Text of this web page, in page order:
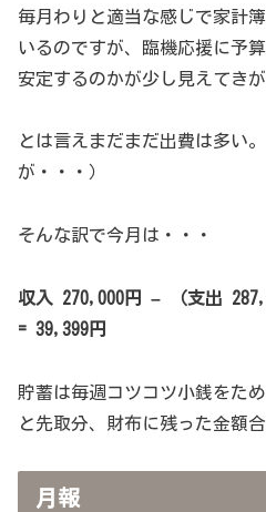
毎月わりと適当な感じで家計
いるのですが、臨機応援に予
安定するのかが少し見えてきが
とは言えまだまだ出費は多い
が・・・）
そんな訳で今月は・・・
収入 270,000円 – （支出
= 39,399円
貯蓄は毎週コツコツ小銭をた
と先取分、財布に残った金額
月報